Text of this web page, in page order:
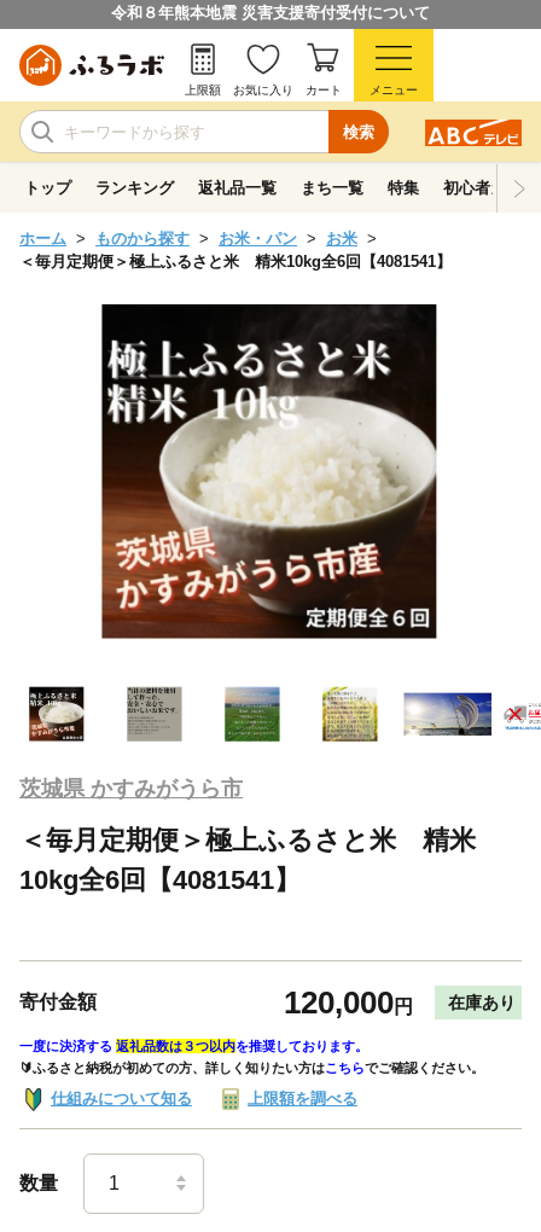
令和８年熊本地震 災害支援寄付受付について
検索
上限額 お気に入り カート メニュー
トップ ランキング 返礼品一覧 まち一覧 特集 初心者ガイド
ホーム ものから探す お米・パン
お米
＜毎月定期便＞極上ふるさと米 精米10kg全6回【4081541】
茨城県 かすみがうら市
＜毎月定期便＞極上ふるさと米 精米
10kg全6回【4081541】
寄付金額 120,000円 在庫あり
一度に決済する 返礼品数は３つ以内を推奨しております。
🔰ふるさと納税が初めての方、詳しく知りたい方はこちらでご確認ください。
仕組みについて知る 上限額を調べる
数量